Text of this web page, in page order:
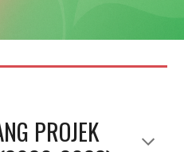
PROJEK